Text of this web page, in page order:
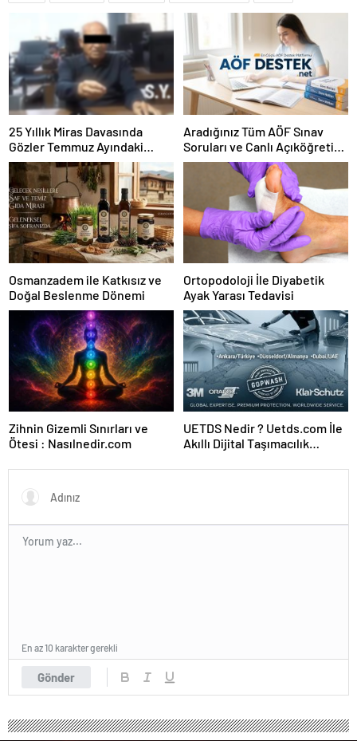
25 Yıllık Miras Davasında
Gözler Temmuz Ayındaki
Karar Duruşmasına Çevrildi
Aradığınız Tüm AÖF Sınav
Soruları ve Canlı Açıköğretim
Forumu Burada
Osmanzadem ile Katkısız ve
Doğal Beslenme Dönemi
Ortopodoloji İle Diyabetik
Ayak Yarası Tedavisi
Zihnin Gizemli Sınırları ve
Ötesi : Nasılnedir.com
UETDS Nedir ? Uetds.com İle
Akıllı Dijital Taşımacılık
Gönder
En az 10 karakter gerekli